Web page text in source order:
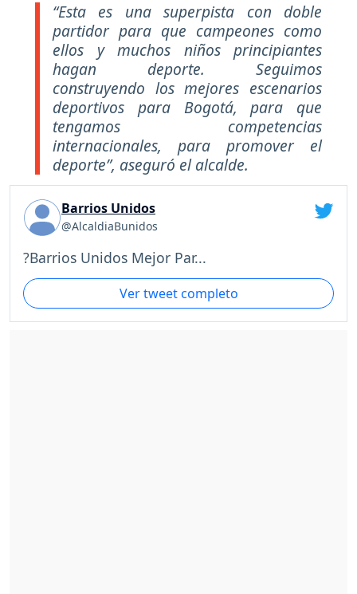
“Esta es una superpista con doble
partidor para que campeones como
ellos y muchos niños principiantes
hagan deporte. Seguimos
construyendo los mejores escenarios
deportivos para Bogotá, para que
tengamos competencias
internacionales, para promover el
deporte”, aseguró el alcalde.
Barrios Unidos
@AlcaldiaBunidos
?Barrios Unidos Mejor Par...
Ver tweet completo